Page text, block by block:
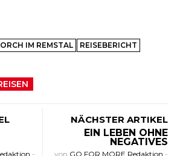
IM REMSTAL
REISEBERICHT
-
NÄCHSTER ARTIKEL
EIN LEBEN OHNE
NEGATIVES
von GO FOR MORE Redaktion -